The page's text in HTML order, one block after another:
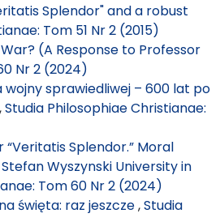
Splendor" and a robust
Tom 51 Nr 2 (2015)
(A Response to Professor
Nr 2 (2024)
wojny sprawiedliwej – 600 lat po
,Studia Philosophiae Christianae:
Splendor.” Moral
Wyszynski University in
Tom 60 Nr 2 (2024)
święta: raz jeszcze,Studia